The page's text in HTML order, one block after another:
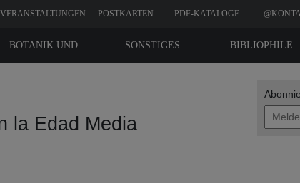
VERANSTALTUNGEN POSTKARTEN PDF-KATALOGE
BIBLIOPHILE
SONSTIGES
BOTANIK UND
la Edad Media